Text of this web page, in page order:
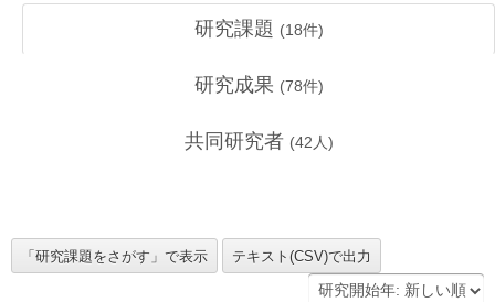
研究課題 (18件)
研究成果 (78件)
共同研究者 (42 人)